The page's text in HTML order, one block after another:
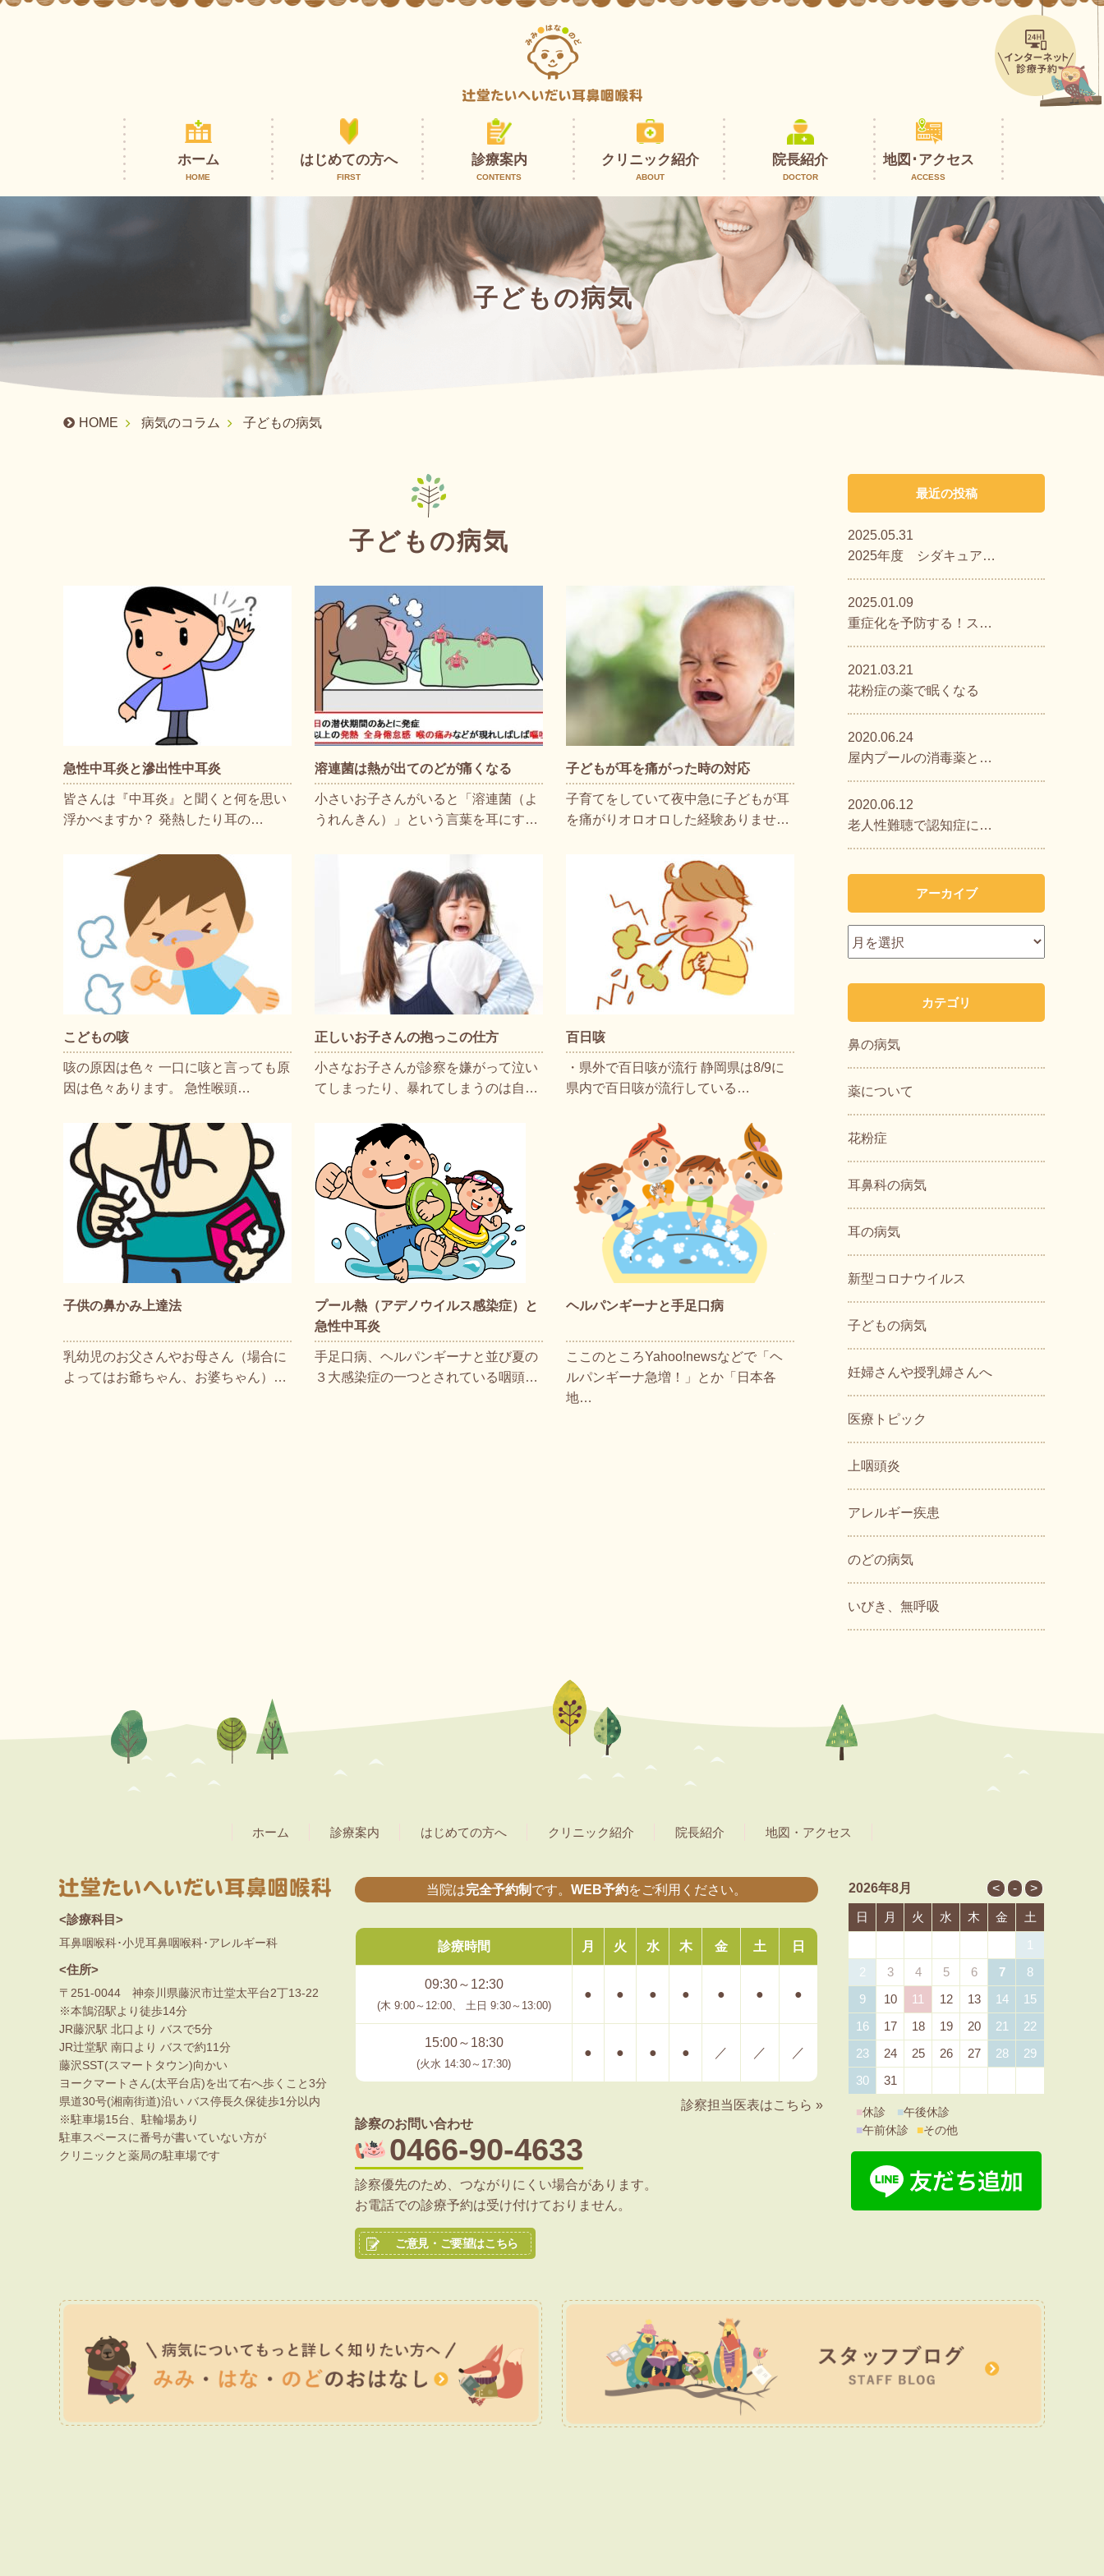
ホーム
HOME
はじめての方へ
FIRST
診療案内
CONTENTS
クリニック紹介
ABOUT
院長紹介
DOCTOR
地図･アクセス
ACCESS
子どもの病気
HOME 病気のコラム 子どもの病気
子どもの病気
急性中耳炎と滲出性中耳炎
皆さんは『中耳炎』と聞くと何を思い
浮かべますか？ 発熱したり耳の…
溶連菌は熱が出てのどが痛くなる
小さいお子さんがいると「溶連菌（よ
うれんきん）」という言葉を耳にす…
子どもが耳を痛がった時の対応
子育てをしていて夜中急に子どもが耳
を痛がりオロオロした経験ありませ…
こどもの咳
咳の原因は色々 一口に咳と言っても原
因は色々あります。 急性喉頭…
正しいお子さんの抱っこの仕方
小さなお子さんが診察を嫌がって泣い
てしまったり、暴れてしまうのは自…
百日咳
・県外で百日咳が流行 静岡県は8/9に
県内で百日咳が流行している…
子供の鼻かみ上達法
乳幼児のお父さんやお母さん（場合に
よってはお爺ちゃん、お婆ちゃん）…
プール熱（アデノウイルス感染症）と
急性中耳炎
手足口病、ヘルパンギーナと並び夏の
３大感染症の一つとされている咽頭…
ヘルパンギーナと手足口病
ここのところYahoo!newsなどで「ヘ
ルパンギーナ急増！」とか「日本各
地…
最近の投稿
2025.05.31
2025年度 シダキュア…
2025.01.09
重症化を予防する！ス…
2021.03.21
花粉症の薬で眠くなる
2020.06.24
屋内プールの消毒薬と…
2020.06.12
老人性難聴で認知症に…
アーカイブ
カテゴリ
鼻の病気
薬について
花粉症
耳鼻科の病気
耳の病気
新型コロナウイルス
子どもの病気
妊婦さんや授乳婦さんへ
医療トピック
上咽頭炎
アレルギー疾患
のどの病気
いびき、無呼吸
<診療科目>
耳鼻咽喉科･小児耳鼻咽喉科･アレルギー科
<住所>
〒251-0044 神奈川県藤沢市辻堂太平台2丁13-22
※本鵠沼駅より徒歩14分
JR藤沢駅 北口より バスで5分
JR辻堂駅 南口より バスで約11分
藤沢SST(スマートタウン)向かい
ヨークマートさん(太平台店)を出て右へ歩くこと3分
県道30号(湘南街道)沿い バス停長久保徒歩1分以内
※駐車場15台、駐輪場あり
駐車スペースに番号が書いていない方が
クリニックと薬局の駐車場です
当院は完全予約制 です。 WEB予約をご利用ください。
診療時間 月 火 水 木 金 土 日
09:30～12:30
(木 9:00～12:00、 土日 9:30～13:00)
● ● ● ● ● ● ●
15:00～18:30
(火水 14:30～17:30)
● ● ● ● ／ ／ ／
診察担当医表はこちら »
診察のお問い合わせ
0466-90-4633
診察優先のため、つながりにくい場合があります。
お電話での診療予約は受け付けておりません。
ご意見・ご要望はこちら
2026年8月
日 月 火 水 木 金
土
1
2
3 4 5 6 7
8
9
10 11 12 13 14
15
16
17 18 19 20 21
22
23
24 25 26 27 28
29
30
31
■休診 ■午後休診
■午前休診 ■その他
ホーム 診療案内 はじめての方へ クリニック紹介 院長紹介 地図・アクセス